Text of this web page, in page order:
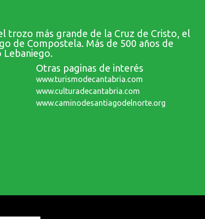
trozo más grande de la Cruz de Cristo, el
de Compostela. Más de 500 años de
Lebaniego.
Otras paginas de interés
www.turismodecantabria.com
www.culturadecantabria.com
www.caminodesantiagodelnorte.org